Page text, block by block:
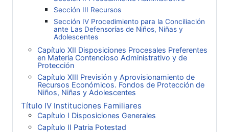
Sección III Recursos
Sección IV Procedimiento para la Conciliación
ante Las Defensorías de Niños, Niñas y
Adolescentes
Capítulo XII Disposiciones Procesales Preferentes
en Materia Contencioso Administrativo y de
Protección
Capítulo XIII Previsión y Aprovisionamiento de
Recursos Económicos. Fondos de Protección de
Niños, Niñas y Adolescentes
Título IV Instituciones Familiares
Capítulo I Disposiciones Generales
Capítulo II Patria Potestad